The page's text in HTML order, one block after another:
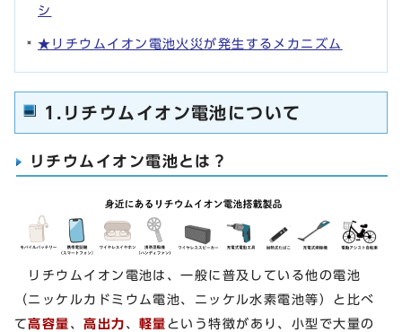
シ
★リチウムイオン電池火災が発生するメカニズム
1.リチウムイオン電池について
リチウムイオン電池とは？
リチウムイオン電池は、一般に普及している他の電池
（ニッケルカドミウム電池、ニッケル水素電池等）と比べ
て高容量 、高出力 、軽量 という特徴があり、小型で大量の